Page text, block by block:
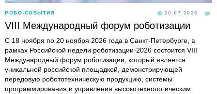
РОБО-СОБЫТИЯ 20.07.2026
VIII Международный форум роботизации
С 18 ноября по 20 ноября 2026 года в Санкт-Петербурге, в
рамках Российской недели роботизации-2026 состоится VIII
Международный форум роботизации, который является
уникальной российской площадкой, демонстрирующей
передовую робототехническую продукцию, системы
программирования и управления высокотехнологическим